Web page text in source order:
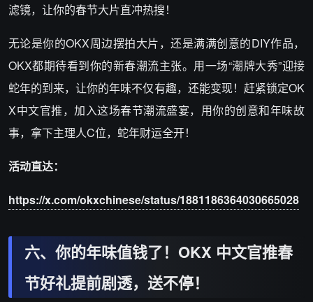
滤镜，让你的春节大片直冲热搜！
无论是你的OKX周边摆拍大片，还是满满创意的DIY作品，
OKX都期待看到你的新春潮流主张。用一场“潮牌大秀”迎接
蛇年的到来，让你的年味不仅有趣，还能变现！赶紧锁定OK
X中文官推，加入这场春节潮流盛宴，用你的创意和年味故
事，拿下主理人C位，蛇年财运全开！
活动直达：
https://x.com/okxchinese/status/1881186364030665028
六、你的年味值钱了！OKX 中文官推春
节好礼提前剧透，送不停！